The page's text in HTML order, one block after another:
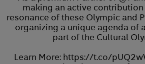
making an active
resonance of these Olympic and
organizing a unique agenda of
part of the Cultural
Learn More: https://t.co/